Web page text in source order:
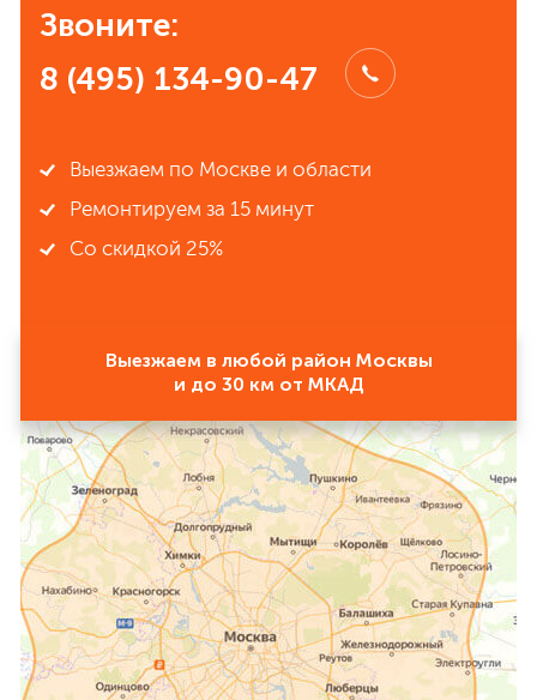
Звоните:
8 (495) 134-90-47
Выезжаем по Москве и области
Ремонтируем за 15 минут
Со скидкой 25%
Выезжаем в любой район Москвы
и до 30 км от МКАД